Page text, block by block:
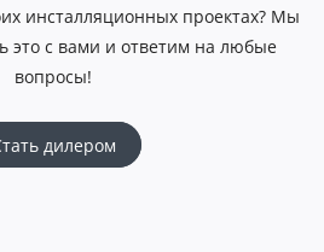
инсталляционных проектах? Мы
это с вами и ответим на любые
вопросы!
дилером